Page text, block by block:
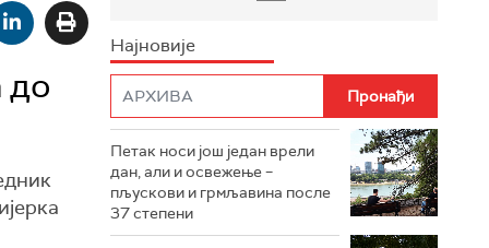
до
Најновије
Петак носи још један врели
дан, али и освежење –
пљускови и грмљавина после
37 степени